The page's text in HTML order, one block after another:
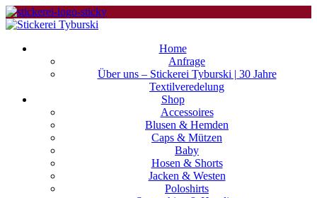
Home
Anfrage
Über uns – Stickerei Tyburski | 30 Jahre
Textilveredelung
Shop
Accessoires
Blusen & Hemden
Caps & Mützen
Baby
Hosen & Shorts
Jacken & Westen
Poloshirts